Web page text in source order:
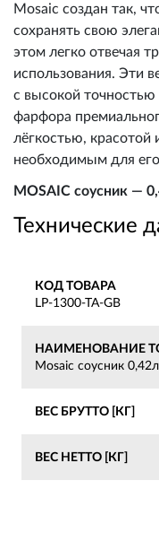
Mosaic создан так,
сохранять свою
этом легко отвечая
использования. Эти
с высокой точностью
фарфора
лёгкостью,
необходимым для
MOSAIC соусник —
Технические
КОД ТОВАРА
LP-1300-TA-GB
НАИМЕНОВАНИЕ
Mosaic соусник 0,42л
ВЕС БРУТТО [КГ]
ВЕС НЕТТО [КГ]